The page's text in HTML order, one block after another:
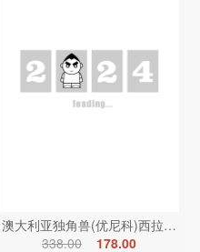
澳大利亚独角兽(优尼科)西拉红葡
338.00
178.00